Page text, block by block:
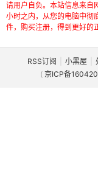
请用户自负。本站信息来自
小时之内，从您的电脑中彻
件，购买注册，得到更好的
RSS订阅 小黑屋
( 京ICP备